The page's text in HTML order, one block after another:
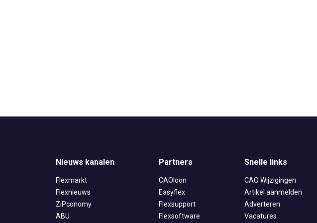
Nieuws kanalen
Flexmarkt
Flexnieuws
ZiPconomy
ABU
Partners
CAOloon
Easyflex
Flexsupport
Flexsoftware
Snelle links
CAO Wijzigingen
Artikel aanmelden
Adverteren
Vacatures